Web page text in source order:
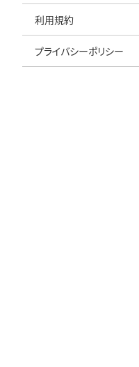
利用規約
プライバシーポリシー